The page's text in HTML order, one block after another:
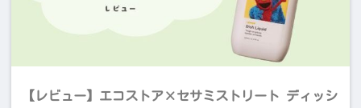
【レビュー】エコストア×セサミストリート ディッシ